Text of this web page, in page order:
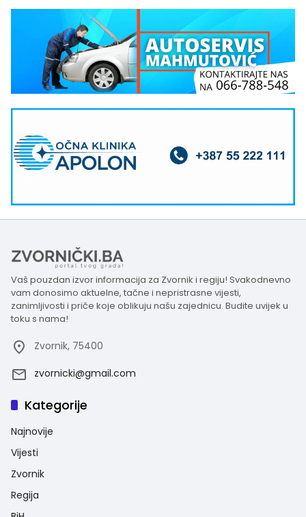
Vaš pouzdan izvor informacija za Zvornik i regiju! Svakodnevno
vam donosimo aktuelne, tačne i nepristrasne vijesti,
zanimljivosti i priče koje oblikuju našu zajednicu. Budite uvijek u
toku s nama!
Zvornik, 75400
zvornicki@gmail.com
Kategorije
Najnovije
Vijesti
Zvornik
Regija